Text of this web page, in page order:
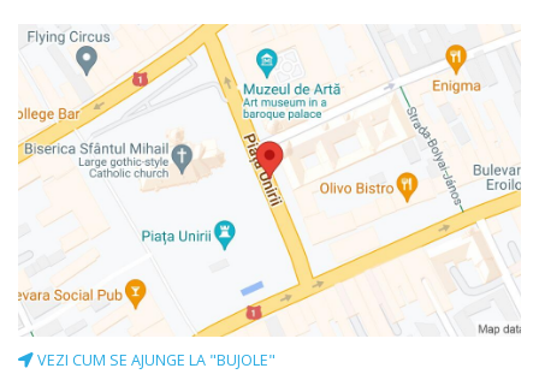
VEZI CUM SE AJUNGE LA "BUJOLE"